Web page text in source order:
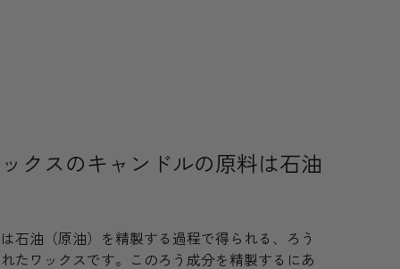
クスのキャンドルの原料は石油
石油（原油）を精製する過程で得られる、ろう
たワックスです。このろう成分を精製するにあ